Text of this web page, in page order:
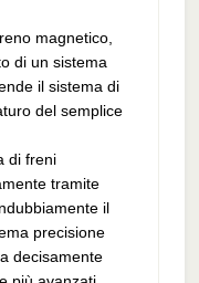
magnetico,
di un sistema
il sistema di
del semplice
di freni
tramite
il
precisione
decisamente